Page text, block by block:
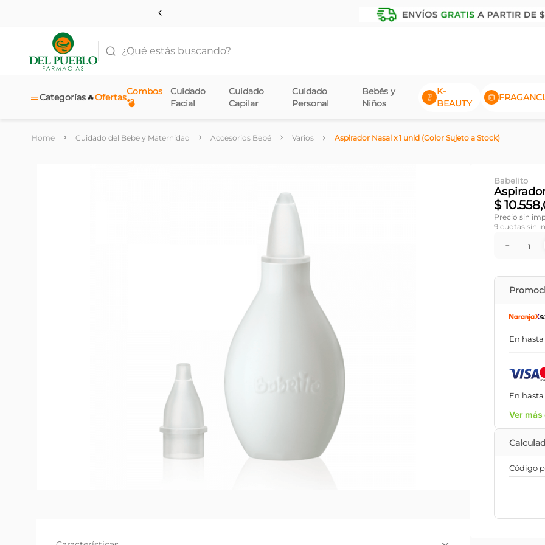
¿Qué estás buscando?
Categorías Ofertas
🔥
Combos
💣
Cuidado
Facial
Cuidado
Capilar
Cuidado
Personal
Bebés y
Niños
K-
BEAUTY
Cuidado del Bebe y Maternidad Accesorios Bebé Varios Aspirador Nasal x 1 unid (Color Sujeto a Stock)
Babelito
$ 10.558,
Precio sin
9cuotas sin
－
En hasta
En hasta
Ver
Código